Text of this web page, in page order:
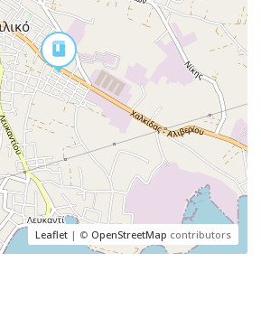
Leaflet | © OpenStreetMap contributors